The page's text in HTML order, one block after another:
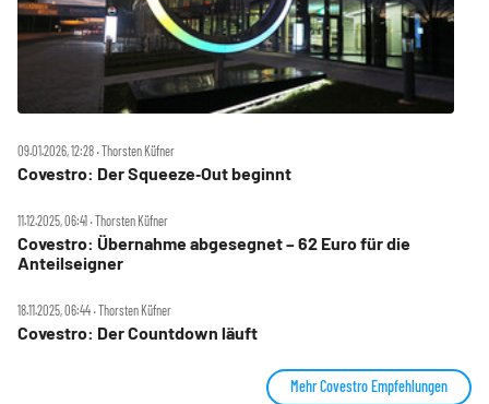
09.01.2026, 12:28 ‧ Thorsten Küfner
Covestro: Der Squeeze‑Out beginnt
11.12.2025, 06:41 ‧ Thorsten Küfner
Covestro: Übernahme abgesegnet – 62 Euro für die
Anteilseigner
18.11.2025, 06:44 ‧ Thorsten Küfner
Covestro: Der Countdown läuft
Mehr Covestro Empfehlungen